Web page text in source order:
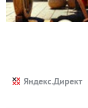
Яндекс.Директ